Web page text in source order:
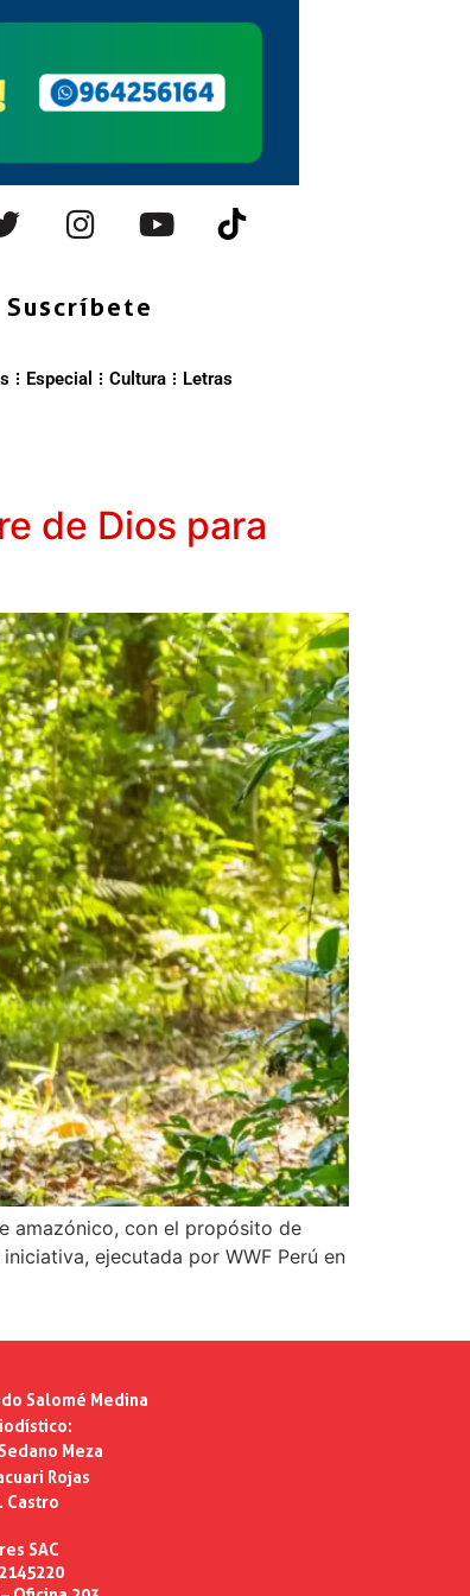
Suscríbete
Especial Cultura Letras
de Dios para
amazónico, con el propósito de
ejecutada por WWF Perú en
Salomé Medina
Meza
Rojas
Castro
SAC